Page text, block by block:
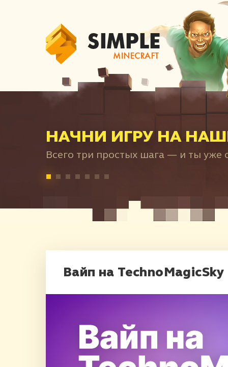
НАЧНИ ИГРУ НА
Всего три простых шага — и ты уже
Вайп на TechnoMagicSky